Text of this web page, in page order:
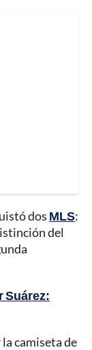
dos MLS:
del
Suárez:
camiseta de